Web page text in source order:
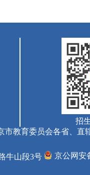
招
市教育委员会各省、直
牛山段3号 京公网安